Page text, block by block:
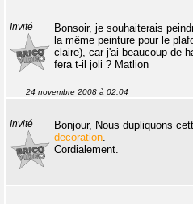
Invité
Bonsoir, je souhaiterais
la même peinture pour le
claire), car j'ai beaucoup de
fera t-il joli ? Matlion
24 novembre 2008 à 02:04
Invité Bonjour, Nous dupliquons
decoration.
Cordialement.